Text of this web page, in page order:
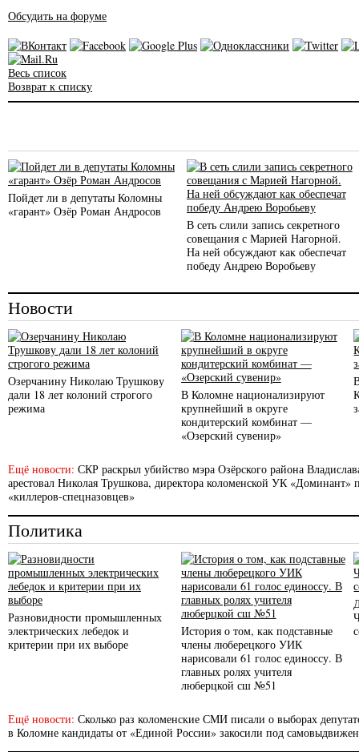
Обсудить на форуме
Весь список
Возврат к списку
Пойдет ли в депутаты Коломны
«гарант» Озёр Роман Андросов
В сеть слили запись секретного
совещания с Марией Нагорной.
На ней обсуждают как обеспечат
победу Андрею Воробьеву
Новости
Озерчанину Николаю Трушкову
дали 18 лет колоний строгого
режима
В Коломне национализируют
крупнейший в округе
кондитерский комбинат —
«Озерский сувенир»
Ещё новости: СКР раскрыл убийство мэра Озёрского района
арестовал Николая Трушкова, директора коломенской УК «Доминант»
«киллеров-спецназовцев»
Политика
Разновидности промышленных
электрических лебедок и
критерии при их выборе
История о том, как подставные
члены люберецкого УИК
нарисовали 61 голос единоссу. В
главных ролях учителя
люберцкой сш №51
Ещё новости: Сколько раз коломенские СМИ писали о выборах
в Коломне кандидаты от «Единой России» закосили под